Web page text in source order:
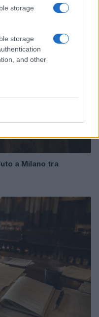
storage
storage
and other
a Milano tra